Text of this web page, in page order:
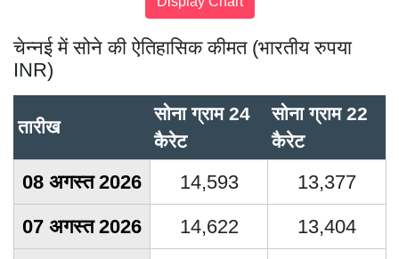
चेन्नई में सोने की ऐतिहासिक कीमत (भारतीय रुपया
INR)
तारीख
सोना ग्राम 24
कैरेट
सोना ग्राम 22
कैरेट
08 अगस्त 2026 14,593
13,377
07 अगस्त 2026
14,622
13,404